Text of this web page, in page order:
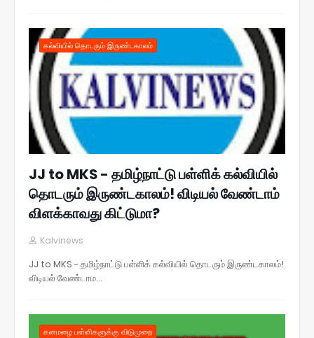
கல்வியில் தொடரும் இருண்டகாலம்
JJ to MKS - தமிழ்நாட்டு பள்ளிக் கல்வியில்
தொடரும் இருண்டகாலம்! விடியல் வேண்டாம்
விளக்காவது கிட்டுமா?
Kalvinews
JJ to MKS - தமிழ்நாட்டு பள்ளிக் கல்வியில் தொடரும் இருண்டகாலம்!
விடியல் வேண்டாம…
கனமழை பள்ளிகளுக்கு விடுமுறை